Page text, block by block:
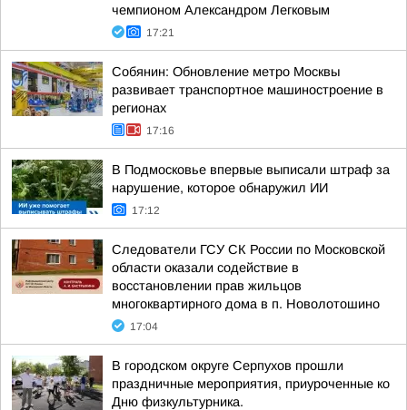
чемпионом Александром Легковым
17:21
Собянин: Обновление метро Москвы
развивает транспортное машиностроение в
регионах
17:16
В Подмосковье впервые выписали штраф за
нарушение, которое обнаружил ИИ
17:12
Следователи ГСУ СК России по Московской
области оказали содействие в
восстановлении прав жильцов
многоквартирного дома в п. Новолотошино
17:04
В городском округе Серпухов прошли
праздничные мероприятия, приуроченные ко
Дню физкультурника.